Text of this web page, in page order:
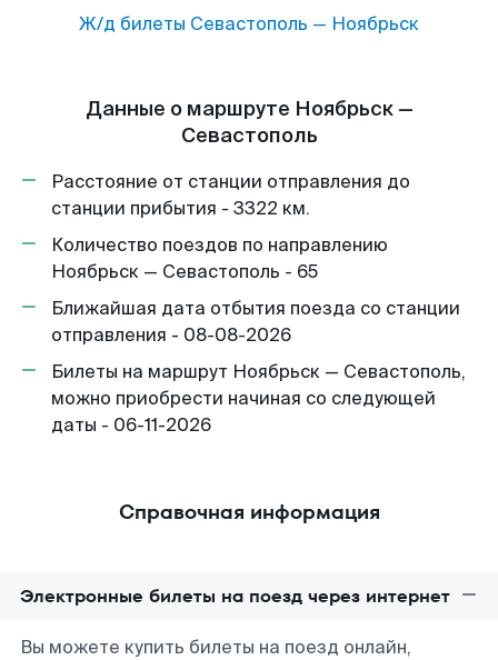
Ж/д билеты Севастополь — Ноябрьск
Данные о маршруте Ноябрьск —
Севастополь
Расстояние от станции отправления до
станции прибытия - 3322 км.
Количество поездов по направлению
Ноябрьск — Севастополь - 65
Ближайшая дата отбытия поезда со станции
отправления - 08-08-2026
Билеты на маршрут Ноябрьск — Севастополь,
можно приобрести начиная со следующей
даты - 06-11-2026
Справочная информация
Электронные билеты на поезд через интернет
Вы можете купить билеты на поезд онлайн,